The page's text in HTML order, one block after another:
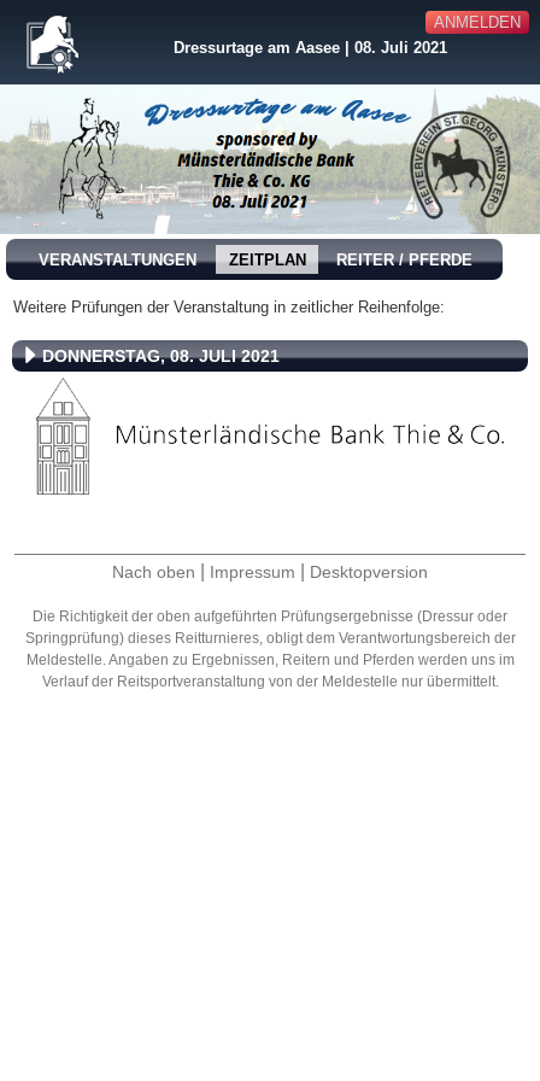
ANMELDEN
Dressurtage am Aasee | 08. Juli 2021
VERANSTALTUNGEN ZEITPLAN REITER / PFERDE
Weitere Prüfungen der Veranstaltung in zeitlicher Reihenfolge:
DONNERSTAG, 08. JULI 2021
Nach oben Impressum Desktopversion
Die Richtigkeit der oben aufgeführten Prüfungsergebnisse (Dressur oder
Springprüfung) dieses Reitturnieres, obligt dem Verantwortungsbereich der
Meldestelle. Angaben zu Ergebnissen, Reitern und Pferden werden uns im
Verlauf der Reitsportveranstaltung von der Meldestelle nur übermittelt.